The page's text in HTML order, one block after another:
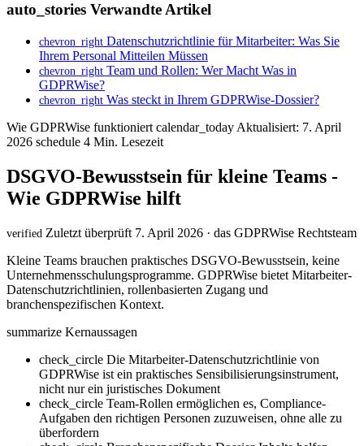
auto_stories Verwandte Artikel
chevron_right Datenschutzrichtlinie für Mitarbeiter: Was Sie
Ihrem Personal Mitteilen Müssen
chevron_right Team und Rollen: Wer Macht Was in
GDPRWise?
chevron_right Was steckt in Ihrem GDPRWise-Dossier?
Wie GDPRWise funktioniert calendar_today Aktualisiert: 7. April
2026 schedule 4 Min. Lesezeit
DSGVO-Bewusstsein für kleine Teams -
Wie GDPRWise hilft
verified Zuletzt überprüft 7. April 2026 · das GDPRWise Rechtsteam
Kleine Teams brauchen praktisches DSGVO-Bewusstsein, keine
Unternehmensschulungsprogramme. GDPRWise bietet Mitarbeiter-
Datenschutzrichtlinien, rollenbasierten Zugang und
branchenspezifischen Kontext.
summarize Kernaussagen
check_circle Die Mitarbeiter-Datenschutzrichtlinie von
GDPRWise ist ein praktisches Sensibilisierungsinstrument,
nicht nur ein juristisches Dokument
check_circle Team-Rollen ermöglichen es, Compliance-
Aufgaben den richtigen Personen zuzuweisen, ohne alle zu
überfordern